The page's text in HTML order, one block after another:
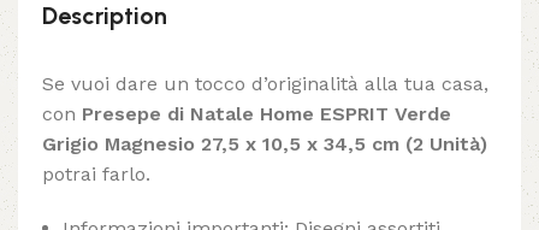
Description
Se vuoi dare un tocco d’originalità alla tua casa,
con Presepe di Natale Home ESPRIT Verde
Grigio Magnesio 27,5 x 10,5 x 34,5 cm (2 Unità)
potrai farlo.